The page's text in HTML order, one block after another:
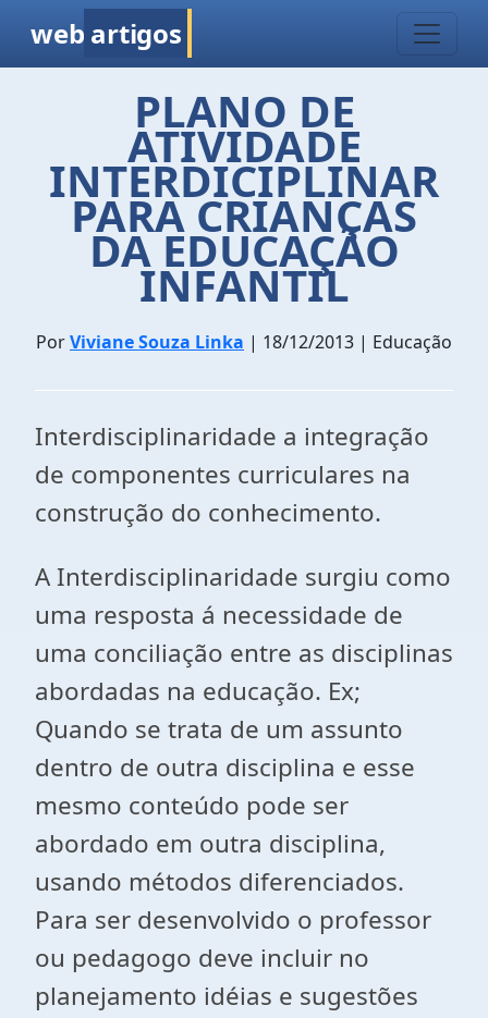
web artigos
PLANO DE
ATIVIDADE
INTERDICIPLINAR
PARA CRIANÇAS
DA EDUCAÇÃO
INFANTIL
PorViviane Souza Linka | 18/12/2013 | Educação
Interdisciplinaridade a integração
de componentes curriculares na
construção do conhecimento.
A Interdisciplinaridade surgiu como
uma resposta á necessidade de
uma conciliação entre as disciplinas
abordadas na educação. Ex;
Quando se trata de um assunto
dentro de outra disciplina e esse
mesmo conteúdo pode ser
abordado em outra disciplina,
usando métodos diferenciados.
Para ser desenvolvido o professor
ou pedagogo deve incluir no
planejamento idéias e sugestões